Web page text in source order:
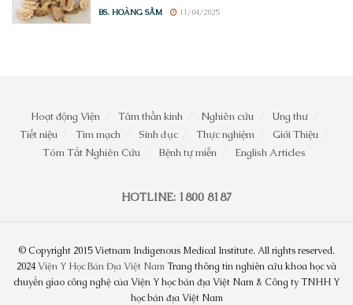
BS. HOÀNG SẦM 11/04/2025
Hoạt động Viện Tâm thần kinh Nghiên cứu
Ung thư
Tiết niệu
Tim mạch Sinh dục Thực nghiệm
Giới Thiệu
Tóm Tắt Nghiên Cứu
Bệnh tự miễn English Articles
HOTLINE: 1800 8187
© Copyright 2015 Vietnam Indigenous Medical Institute. All rights reserved.
2024Viện Y Học Bản Địa Việt NamTrang thông tin nghiên cứu khoa học và
chuyển giao công nghệ của Viện Y học bản địa Việt Nam & Công ty TNHH Y
học bản địa Việt Nam